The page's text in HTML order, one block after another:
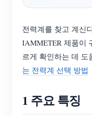
공장 에너
튜토리얼 비
FAQ
뉴스
블로그
기여자 센터
포럼
App Store
솔루션
문의
회사 소개
전력계를 찾고 계신
IAMMETER 제품이
르게 확인하는 데 도
는 전력계 선택 방법
1 주요 특징